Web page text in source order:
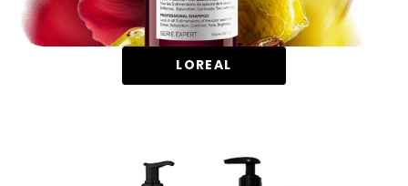
LOREAL